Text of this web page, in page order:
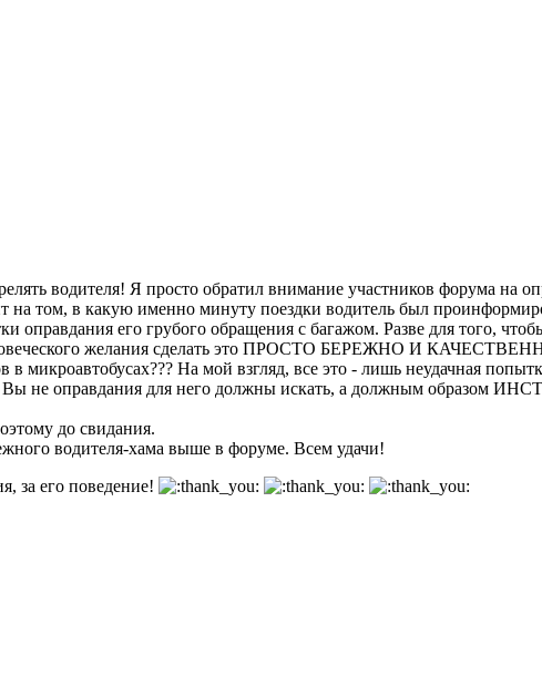
водителя! Я просто обратил внимание участников форума на
том, в какую именно минуту поездки водитель был
его грубого обращения с багажом. Разве для того,
желания сделать это ПРОСТО БЕРЕЖНО И
На мой взгляд, все это - лишь неудачная
Вы не оправдания для него должны искать, а должным образом
до свидания.
водителя-хама выше в форуме. Всем удачи!
за его поведение!